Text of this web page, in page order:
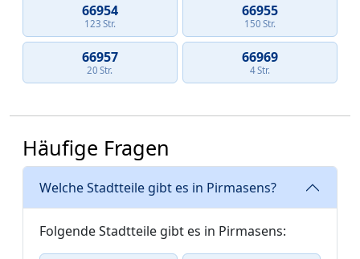
66954
123 Str.
66955
150 Str.
66957
20 Str.
66969
4 Str.
Häufige Fragen
Welche Stadtteile gibt es in Pirmasens?
Folgende Stadtteile gibt es in Pirmasens: